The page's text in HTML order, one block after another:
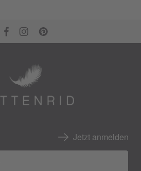
Jetzt anmelden